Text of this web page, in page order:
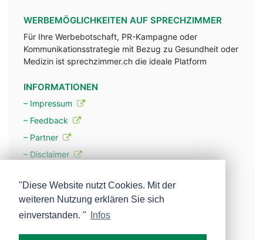
WERBEMÖGLICHKEITEN AUF SPRECHZIMMER
Für Ihre Werbebotschaft, PR-Kampagne oder
Kommunikationsstrategie mit Bezug zu Gesundheit oder
Medizin ist sprechzimmer.ch die ideale Platform
INFORMATIONEN
– Impressum
– Feedback
– Partner
– Disclaimer
– Werbung
– Mehr über unsere Experten
"Diese Website nutzt Cookies. Mit der
weiteren Nutzung erklären Sie sich
einverstanden. "
Infos